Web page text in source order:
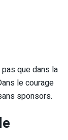
que dans la
le courage
sponsors.